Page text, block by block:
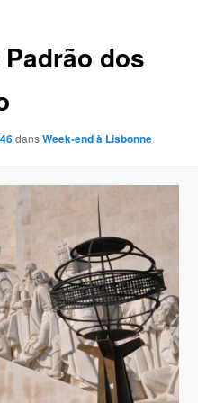
dos
dansWeek-end à Lisbonne